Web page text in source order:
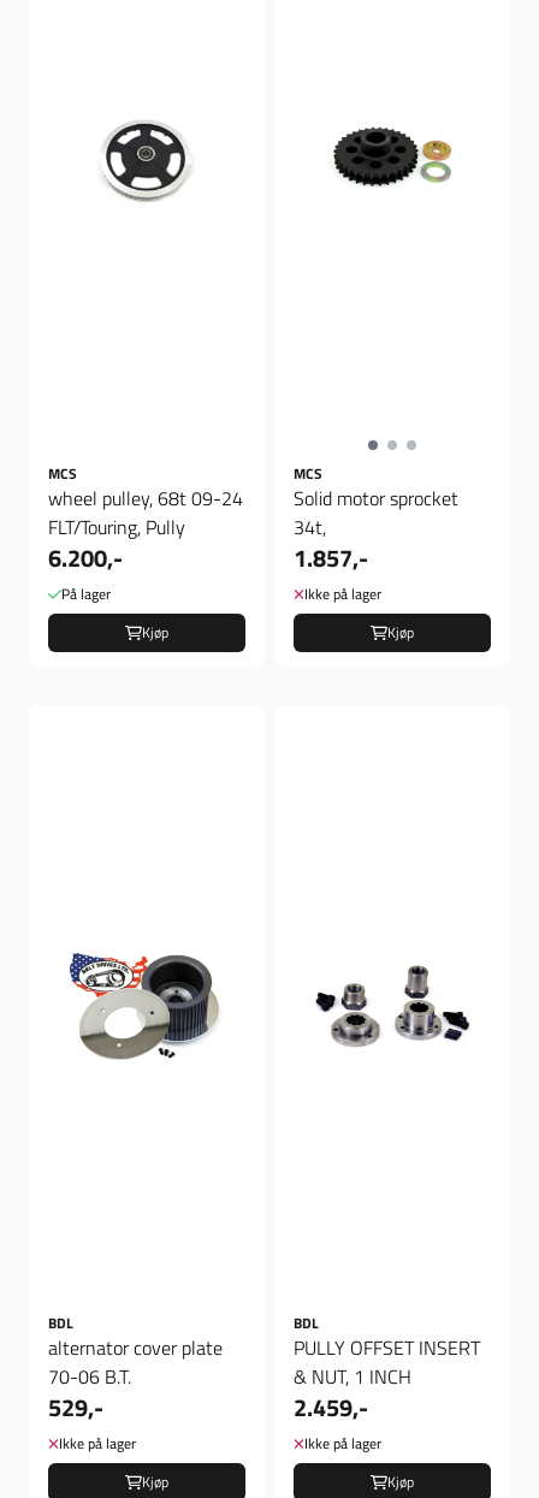
MCS
wheel pulley, 68t 09-24
FLT/Touring, Pully
6.200,-
På lager
Kjøp
MCS
Solid motor sprocket
34t,
1.857,-
Ikke på lager
Kjøp
BDL
alternator cover plate
70-06 B.T.
529,-
Ikke på lager
Kjøp
BDL
PULLY OFFSET INSERT
& NUT, 1 INCH
2.459,-
Ikke på lager
Kjøp